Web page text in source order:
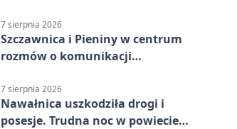
7 sierpnia 2026
Szczawnica i Pieniny w centrum
rozmów o komunikacji
7 sierpnia 2026
Nawałnica uszkodziła drogi i
posesje. Trudna noc w powiecie